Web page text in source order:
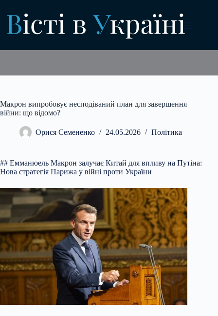
вмісту
Макрон випробовує несподіваний план для завершення
війни: що відомо?
Орися Семененко 24.05.2026 Політика
## Емманюель Макрон залучає Китай для впливу на Путіна:
Нова стратегія Парижа у війні проти України